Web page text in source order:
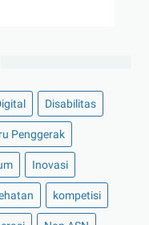
Disabilitas
Penggerak
Inovasi
kompetisi